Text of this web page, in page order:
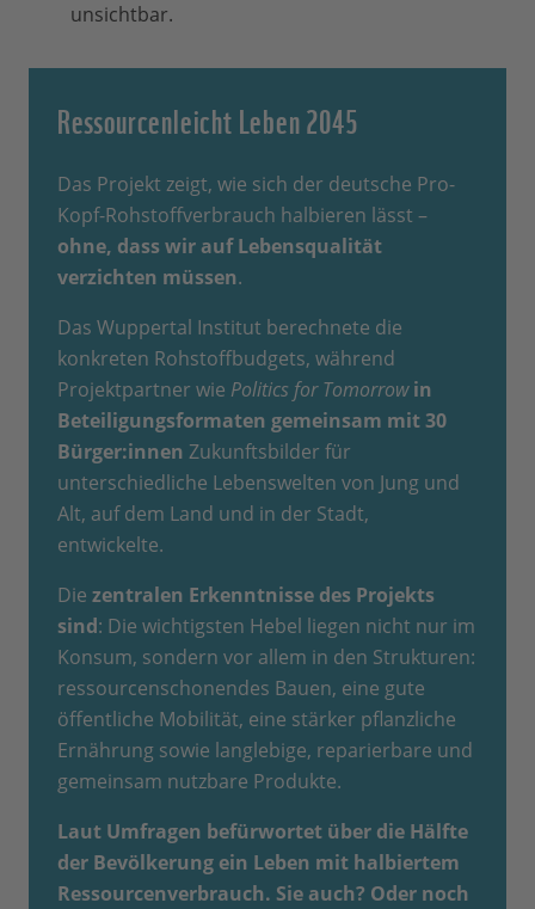
unsichtbar.
Ressourcenleicht Leben 2045
Das Projekt zeigt, wie sich der deutsche Pro-
Kopf-Rohstoffverbrauch halbieren lässt –
ohne, dass wir auf Lebensqualität
verzichten müssen.
Das Wuppertal Institut berechnete die
konkreten Rohstoffbudgets, während
Projektpartner wie Politics for Tomorrow in
Beteiligungsformaten gemeinsam mit 30
Bürger:innen Zukunftsbilder für
unterschiedliche Lebenswelten von Jung und
Alt, auf dem Land und in der Stadt,
entwickelte.
Die zentralen Erkenntnisse des Projekts
sind: Die wichtigsten Hebel liegen nicht nur im
Konsum, sondern vor allem in den Strukturen:
ressourcenschonendes Bauen, eine gute
öffentliche Mobilität, eine stärker pflanzliche
Ernährung sowie langlebige, reparierbare und
gemeinsam nutzbare Produkte.
Laut Umfragen befürwortet über die Hälfte
der Bevölkerung ein Leben mit halbiertem
Ressourcenverbrauch. Sie auch? Oder noch